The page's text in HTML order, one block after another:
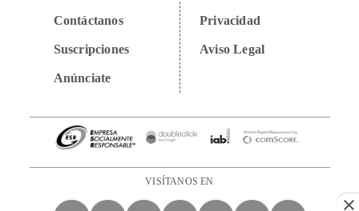
Contáctanos
Suscripciones
Anúnciate
Privacidad
Aviso Legal
VISÍTANOS EN